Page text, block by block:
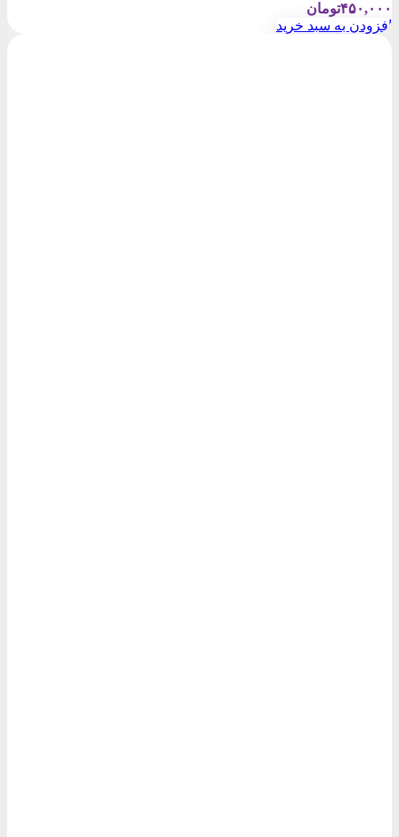
۴۵۰,۰۰۰تومان
افزودن به سبد خرید